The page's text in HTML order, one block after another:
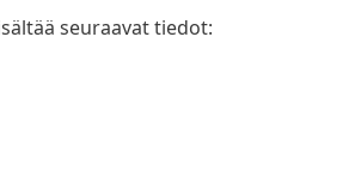
seuraavat tiedot: